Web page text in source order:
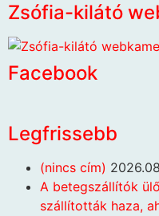
Zsófia-kilátó
Facebook
Legfrissebb
(nincs cím)
A betegszállítók
szállították haza,